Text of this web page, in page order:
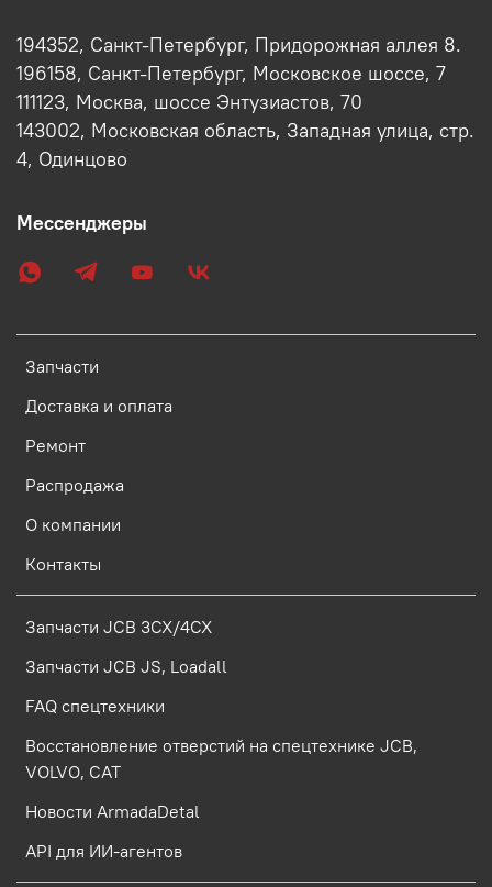
Запчасти
Доставка и оплата
Ремонт
Распродажа
О компании
Контакты
Запчасти JCB 3CX/4CX
Запчасти JCB JS, Loadall
FAQ спецтехники
Восстановление отверстий на спецтехнике JCB,
VOLVO, CAT
Новости ArmadaDetal
API для ИИ-агентов
194352, Санкт-Петербург, Придорожная аллея 8.
196158, Санкт-Петербург, Московское шоссе, 7
111123, Москва, шоссе Энтузиастов, 70
143002, Московская область, Западная улица, стр.
4, Одинцово
Мессенджеры